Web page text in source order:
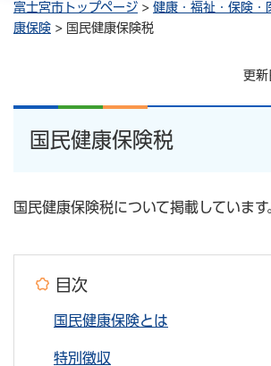
富士宮市トップページ > 健康・福祉・保険・
康保険 > 国民健康保険税
更
国民健康保険税
国民健康保険税について掲載しています
目次
国民健康保険とは
特別徴収